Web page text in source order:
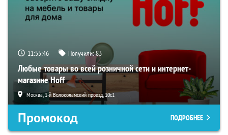
11:55:45 Получили:83
Любые товары во всей розничной сети и интернет-
магазине Hoff
Москва, 1-й Волоколамский проезд, 10с1
Промокод ПОДРОБНЕЕ